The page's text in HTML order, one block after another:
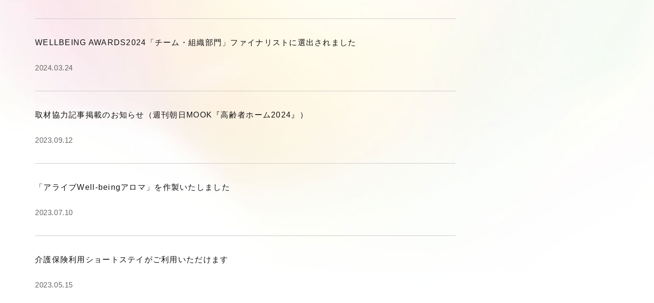
WELLBEING AWARDS2024「チーム・組織部門」ファイナリストに選出されました
2024.03.24
取材協力記事掲載のお知らせ（週刊朝日MOOK『高齢者ホーム2024』）
2023.09.12
「アライブWell-beingアロマ」を作製いたしました
2023.07.10
介護保険利用ショートステイがご利用いただけます
2023.05.15